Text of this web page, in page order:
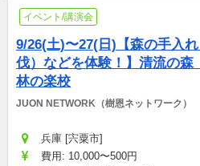
イベント/講演会
9/26(土)〜27(日)【森の手入れ
伐）などを体験！】清流の森
林の楽校
JUON NETWORK（樹恩ネットワーク）
兵庫 [宍粟市]
費用: 10,000〜500円